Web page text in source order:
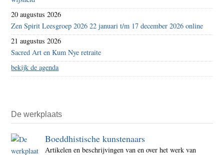
20 augustus 2026
Zen Spirit Leesgroep 2026 22 januari t/m 17 december 2026 online
21 augustus 2026
Sacred Art en Kum Nye retraite
bekijk de agenda
De werkplaats
Boeddhistische kunstenaars
Artikelen en beschrijvingen van en over het werk van